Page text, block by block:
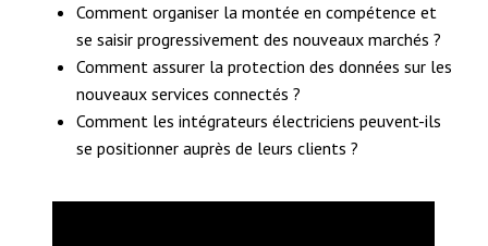
Comment organiser la montée en compétence et
se saisir progressivement des nouveaux marchés ?
Comment assurer la protection des données sur les
nouveaux services connectés ?
Comment les intégrateurs électriciens peuvent-ils
se positionner auprès de leurs clients ?